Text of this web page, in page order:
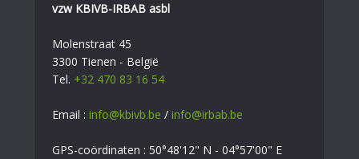
vzw KBIVB-IRBAB asbl
Molenstraat 45
3300 Tienen - België
Tel. +32 470 83 16 54
Email : info@kbivb.be / info@irbab.be
GPS-coördinaten : 50°48'12" N - 04°57'00" E